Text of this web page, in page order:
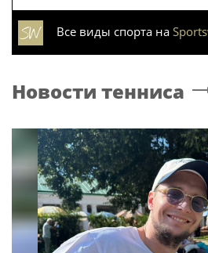
Все виды спорта на
Новости тенниса